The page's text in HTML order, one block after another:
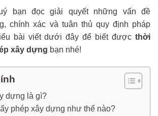
bạn đọc giải quyết những vấn đề
chính xác và tuân thủ quy định pháp
bài viết dưới đây để biết được thời
xây dựng bạn nhé!
dựng là gì?
phép xây dựng như thế nào?